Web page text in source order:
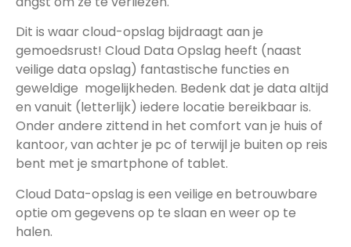
Dit is waar cloud-opslag bijdraagt aan je
gemoedsrust! Cloud Data Opslag heeft (naast
veilige data opslag) fantastische functies en
geweldige mogelijkheden. Bedenk dat je data altijd
en vanuit (letterlijk) iedere locatie bereikbaar is.
Onder andere zittend in het comfort van je huis of
kantoor, van achter je pc of terwijl je buiten op reis
bent met je smartphone of tablet.
Cloud Data-opslag is een veilige en betrouwbare
optie om gegevens op te slaan en weer op te
halen.